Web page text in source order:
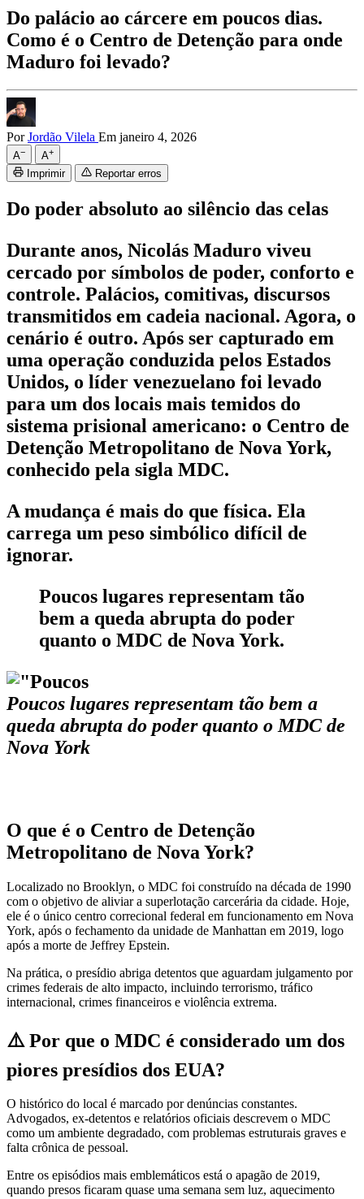
Do palácio ao cárcere em poucos dias.
Como é o Centro de Detenção para onde
Maduro foi levado?
PorJordão Vilela Em janeiro 4, 2026
A− A+
Imprimir Reportar erros
Do poder absoluto ao silêncio das celas
Durante anos, Nicolás Maduro viveu
cercado por símbolos de poder, conforto e
controle. Palácios, comitivas, discursos
transmitidos em cadeia nacional. Agora, o
cenário é outro. Após ser capturado em
uma operação conduzida pelos Estados
Unidos, o líder venezuelano foi levado
para um dos locais mais temidos do
sistema prisional americano: o Centro de
Detenção Metropolitano de Nova York,
conhecido pela sigla MDC.
A mudança é mais do que física. Ela
carrega um peso simbólico difícil de
ignorar.
Poucos lugares representam tão
bem a queda abrupta do poder
quanto o MDC de Nova York.
Poucos lugares representam tão bem a
queda abrupta do poder quanto o MDC de
Nova York
O que é o Centro de Detenção
Metropolitano de Nova York?
Localizado no Brooklyn, o MDC foi construído na década de 1990
com o objetivo de aliviar a superlotação carcerária da cidade. Hoje,
ele é o único centro correcional federal em funcionamento em Nova
York, após o fechamento da unidade de Manhattan em 2019, logo
após a morte de Jeffrey Epstein.
Na prática, o presídio abriga detentos que aguardam julgamento por
crimes federais de alto impacto, incluindo terrorismo, tráfico
internacional, crimes financeiros e violência extrema.
⚠️ Por que o MDC é considerado um dos
piores presídios dos EUA?
O histórico do local é marcado por denúncias constantes.
Advogados, ex-detentos e relatórios oficiais descrevem o MDC
como um ambiente degradado, com problemas estruturais graves e
falta crônica de pessoal.
Entre os episódios mais emblemáticos está o apagão de 2019,
quando presos ficaram quase uma semana sem luz, aquecimento